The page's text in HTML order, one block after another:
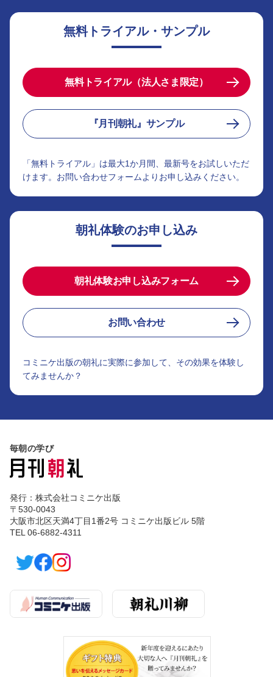
無料トライアル・サンプル
無料トライアル（法人さま限定）
『月刊朝礼』サンプル
「無料トライアル」は最大1か月間、最新号をお試しいただ
けます。お問い合わせフォームよりお申し込みください。
朝礼体験のお申し込み
朝礼体験お申し込みフォーム
お問い合わせ
コミニケ出版の朝礼に実際に参加して、その効果を体験し
てみませんか？
毎朝の学び
発行：株式会社コミニケ出版
〒530-0043
大阪市北区天満4丁目1番2号 コミニケ出版ビル 5階
TEL 06-6882-4311